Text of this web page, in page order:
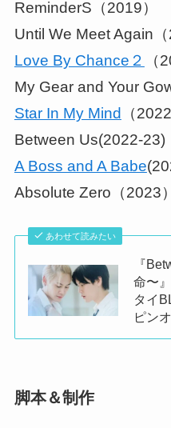
ReminderS（2019）
Until We Meet Again（
Love By Chance２
（
My Gear and Your
Star In My Mind （2022
Between Us(2022-23)
A Boss and A Babe
Absolute Zero（
あわせて読みたい
『
命〜
タイ
ピン
脚本＆制作